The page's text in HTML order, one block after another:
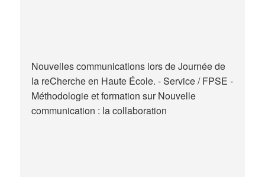
Nouvelles communications lors de Journée de
la reCherche en Haute École. - Service / FPSE -
Méthodologie et formation surNouvelle
communication : la collaboration